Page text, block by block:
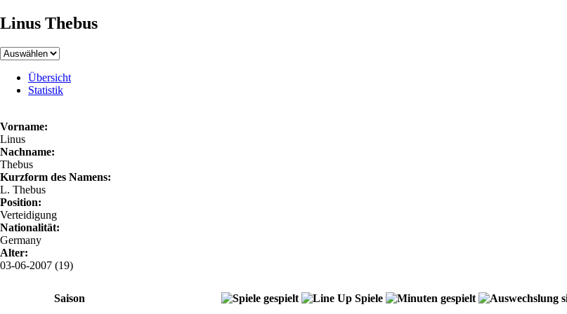
Linus Thebus
Übersicht
Statistik
Vorname:
Linus
Nachname:
Thebus
Kurzform des Namens:
L. Thebus
Position:
Verteidigung
Nationalität:
Germany
Alter:
03-06-2007 (19)
Saison